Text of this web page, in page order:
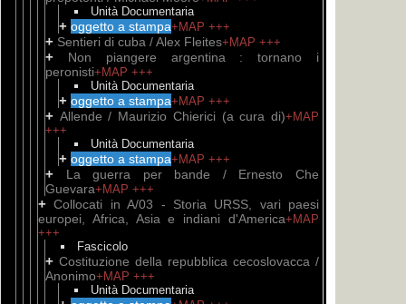
Unità Documentaria
+ oggetto a stampa+MAP +++
+ Sentieri di cuba / Alex Fleites+MAP +++
+
Non piangere argentina : tornano i
peronisti+MAP +++
Unità Documentaria
+ oggetto a stampa+MAP +++
+ Allende / Maurizio Chierici (a cura di)+MAP
+++
Unità Documentaria
+ oggetto a stampa+MAP +++
+
La guerra per bande / Ernesto Che
Guevara+MAP +++
+Collocati in A/03 - Storia URSS, vari paesi
europei, Africa, Asia e indiani d'America+MAP
+++
Fascicolo
+ Costituzione della repubblica cecoslovacca /
Anonimo+MAP +++
Unità Documentaria